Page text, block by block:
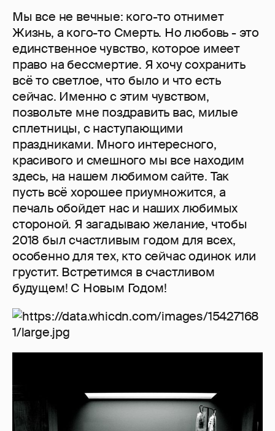
Мы все не вечные: кого-то отнимет
Жизнь, а кого-то Смерть. Но любовь - это
единственное чувство, которое имеет
право на бессмертие. Я хочу сохранить
всё то светлое, что было и что есть
сейчас. Именно с этим чувством,
позвольте мне поздравить вас, милые
сплетницы, с наступающими
праздниками. Много интересного,
красивого и смешного мы все находим
здесь, на нашем любимом сайте. Так
пусть всё хорошее приумножится, а
печаль обойдет нас и наших любимых
стороной. Я загадываю желание, чтобы
2018 был счастливым годом для всех,
особенно для тех, кто сейчас одинок или
грустит. Встретимся в счастливом
будущем! С Новым Годом!